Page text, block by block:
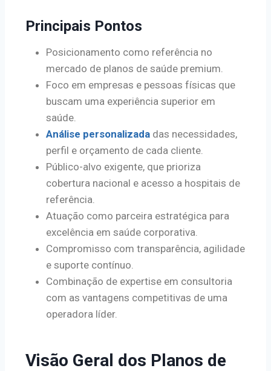
Principais Pontos
Posicionamento como referência no
mercado de planos de saúde premium.
Foco em empresas e pessoas físicas que
buscam uma experiência superior em
saúde.
Análise personalizada das necessidades,
perfil e orçamento de cada cliente.
Público-alvo exigente, que prioriza
cobertura nacional e acesso a hospitais de
referência.
Atuação como parceira estratégica para
excelência em saúde corporativa.
Compromisso com transparência, agilidade
e suporte contínuo.
Combinação de expertise em consultoria
com as vantagens competitivas de uma
operadora líder.
Visão Geral dos Planos de